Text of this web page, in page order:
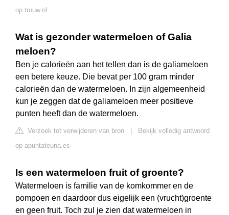
op trouw.nl
Wat is gezonder watermeloen of Galia
meloen?
Ben je calorieën aan het tellen dan is de galiameloen
een betere keuze. Die bevat per 100 gram minder
calorieën dan de watermeloen. In zijn algemeenheid
kun je zeggen dat de galiameloen meer positieve
punten heeft dan de watermeloen.
Verzoek tot verwijderen van bron
Bekijk volledig antwoord
op apuntateuna.es
Is een watermeloen fruit of groente?
Watermeloen is familie van de komkommer en de
pompoen en daardoor dus eigelijk een (vrucht)groente
en geen fruit. Toch zul je zien dat watermeloen in